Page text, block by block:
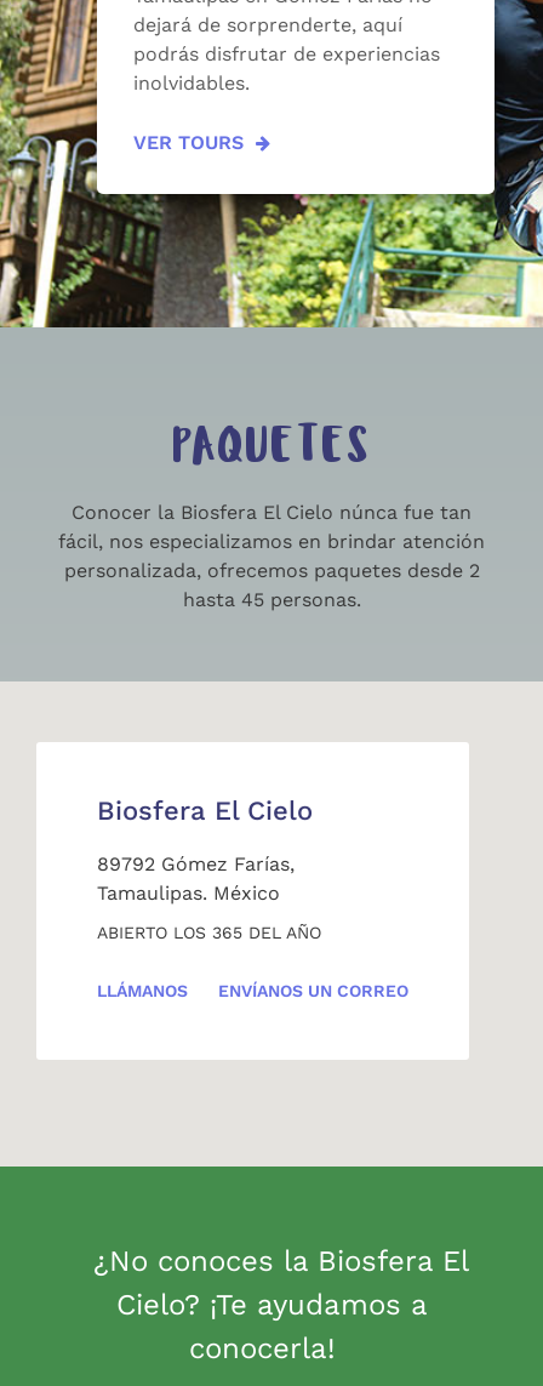
dejará de sorprenderte, aquí
podrás disfrutar de experiencias
inolvidables.
VER TOURS
PAQUETES
Conocer la Biosfera El Cielo núnca fue tan
fácil, nos especializamos en brindar atención
personalizada, ofrecemos paquetes desde 2
hasta 45 personas.
Biosfera El Cielo
89792 Gómez Farías,
Tamaulipas. México
ABIERTO LOS 365 DEL AÑO
LLÁMANOS ENVÍANOS UN CORREO
¿No conoces la Biosfera El
Cielo? ¡Te ayudamos a
conocerla!